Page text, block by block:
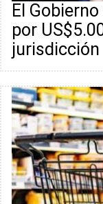
El
por
jurisdicción